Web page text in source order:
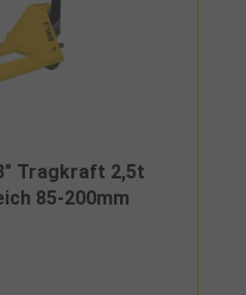
Tragkraft 2,5t
85-200mm